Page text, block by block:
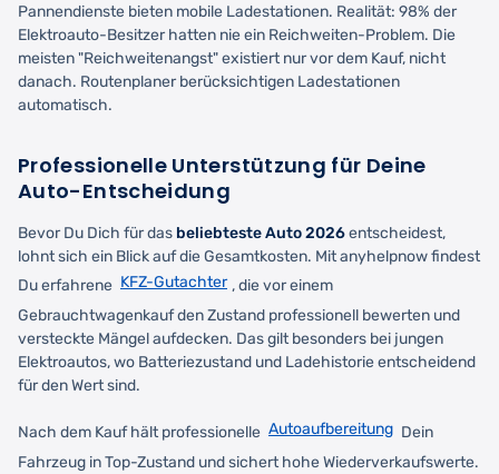
Pannendienste bieten mobile Ladestationen. Realität: 98% der
Elektroauto-Besitzer hatten nie ein Reichweiten-Problem. Die
meisten "Reichweitenangst" existiert nur vor dem Kauf, nicht
danach. Routenplaner berücksichtigen Ladestationen
automatisch.
Professionelle Unterstützung für Deine
Auto-Entscheidung
Bevor Du Dich für das beliebteste Auto 2026entscheidest,
lohnt sich ein Blick auf die Gesamtkosten. Mit anyhelpnow findest
Du erfahrene KFZ-Gutachter , die vor einem
Gebrauchtwagenkauf den Zustand professionell bewerten und
versteckte Mängel aufdecken. Das gilt besonders bei jungen
Elektroautos, wo Batteriezustand und Ladehistorie entscheidend
für den Wert sind.
Nach dem Kauf hält professionelle Autoaufbereitung Dein
Fahrzeug in Top-Zustand und sichert hohe Wiederverkaufswerte.